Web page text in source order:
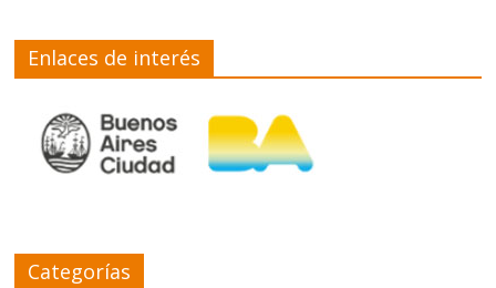
Enlaces de interés
Categorías